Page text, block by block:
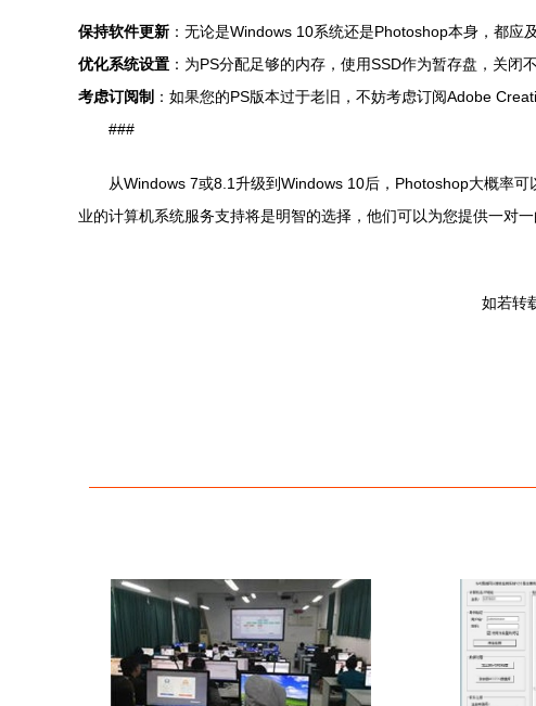
保持软件更新 ：无论是Windows 10系统还是Photoshop本身，都应
优化系统设置 ：为PS分配足够的内存，使用SSD作为暂存盘，关闭
考虑订阅制 ：如果您的PS版本过于老旧，不妨考虑订阅Adobe
###
从Windows 7或8.1升级到Windows 10后，Photoshop大概率
业的计算机系统服务支持将是明智的选择，他们可以为您提供一对
如若转